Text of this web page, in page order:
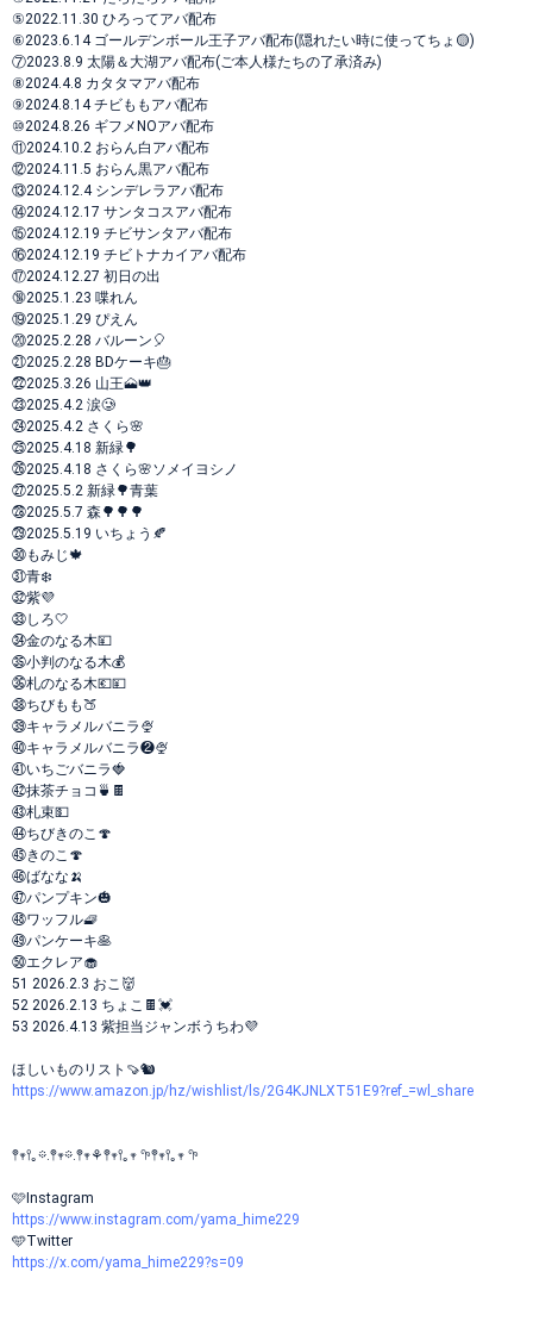
⑤2022.11.30 ひろってアバ配布
⑥2023.6.14 ゴールデンボール王子アバ配布(隠れたい時に使ってちょ🟡)
⑦2023.8.9 太陽＆大湖アバ配布(ご本人様たちの了承済み)
⑧2024.4.8 カタタマアバ配布
⑨2024.8.14 チビももアバ配布
⑩2024.8.26 ギフメNOアバ配布
⑪2024.10.2 おらん白アバ配布
⑫2024.11.5 おらん黒アバ配布
⑬2024.12.4 シンデレラアバ配布
⑭2024.12.17 サンタコスアバ配布
⑮2024.12.19 チビサンタアバ配布
⑯2024.12.19 チビトナカイアバ配布
⑰2024.12.27 初日の出
🔞2025.1.23 喋れん
⑲2025.1.29 ぴえん
⑳2025.2.28 バルーン🎈
㉑2025.2.28 BDケーキ🎂
㉒2025.3.26 山王🗻👑
㉓2025.4.2 涙🥲
㉔2025.4.2 さくら🌸
㉕2025.4.18 新緑🌳
㉖2025.4.18 さくら🌸ソメイヨシノ
㉗2025.5.2 新緑🌳青葉
㉘2025.5.7 森🌳🌳🌳
㉙2025.5.19 いちょう🍂
㉚もみじ🍁
㉛青️❄️
㉜紫💜
㉝しろ🤍
㉞金のなる木💴
㉟小判のなる木💰
㊱札のなる木💶💴
㊳ちびもも🍑
㊴キャラメルバニラ🍨
㊵キャラメルバニラ❷🍨
㊶いちごバニラ🍓
㊷抹茶チョコ🍵🍫
㊸札束💵
㊹ちびきのこ🍄
㊺きのこ🍄
㊻ばなな🍌
㊼パンプキン🎃
㊽ワッフル🧇
㊾パンケーキ🥞
㊿エクレア🧁
51 2026.2.3 おこ👹
52 2026.2.13 ちょこ🍫💓
53 2026.4.13 紫担当ジャンボうちわ💜‪
ほしいものリスト🍠🐿
https://www.amazon.jp/hz/wishlist/ls/2G4KJNLXT51E9?ref_=wl_share
𖤣𖥧𖥣｡𖡼.𖤣𖥧𖡼.𖤣𖥧⚘𖤣𖥧𖥣｡𖥧 𖧧𖤣𖥧𖥣｡𖥧 𖧧
🩷Instagram
https://www.instagram.com/yama_hime229
🩵Twitter
https://x.com/yama_hime229?s=09